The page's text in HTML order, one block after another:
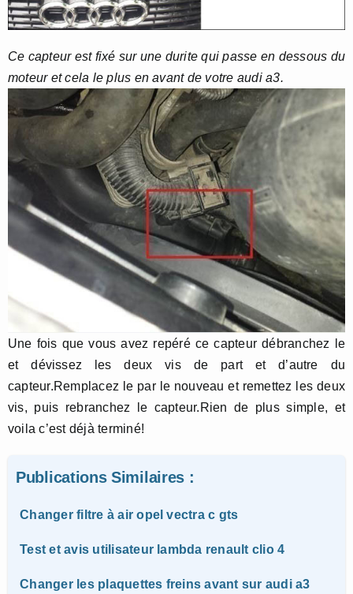
Ce capteur est fixé sur une durite qui passe en dessous du
moteur et cela le plus en avant de votre audi a3.
Une fois que vous avez repéré ce capteur débranchez le
et dévissez les deux vis de part et d’autre du
capteur.Remplacez le par le nouveau et remettez les deux
vis, puis rebranchez le capteur.Rien de plus simple, et
voila c’est déjà terminé!
Publications Similaires :
Changer filtre à air opel vectra c gts
Test et avis utilisateur lambda renault clio 4
Changer les plaquettes freins avant sur audi a3